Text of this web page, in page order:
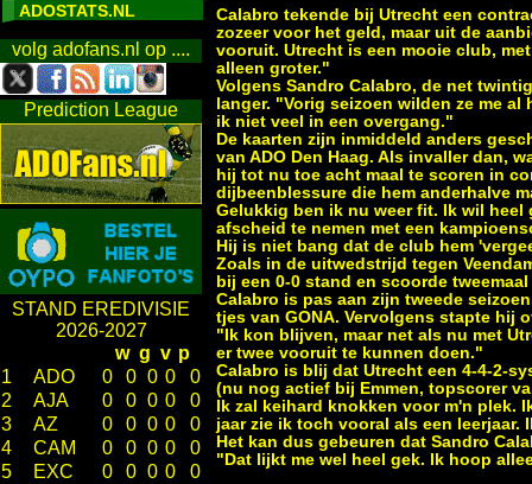
ADOSTATS.NL
volg adofans.nl op ....
Prediction League
STAND EREDIVISIE
2026-2027
w g v p
1
ADO 0 0 0 0
0
2
AJA 0 0 0 0
0
3
AZ 0 0 0 0
0
4
CAM 0 0 0 0
0
5
EXC 0 0 0 0
0
Calabro tekende bij Utrecht een
zozeer voor het geld, maar uit de
vooruit. Utrecht is een mooie club,
alleen groter."
Volgens Sandro Calabro, de net
langer. "Vorig seizoen wilden ze me
ik niet veel in een overgang."
De kaarten zijn inmiddeld anders
van ADO Den Haag. Als invaller dan,
hij tot nu toe acht maal te scoren in
dijbeenblessure die hem anderhalve
Gelukkig ben ik nu weer fit. Ik wil heel
afscheid te nemen met een
Hij is niet bang dat de club hem
Zoals in de uitwedstrijd tegen
bij een 0-0 stand en scoorde
Calabro is pas aan zijn tweede
tjes van GONA. Vervolgens stapte hij
"Ik kon blijven, maar net als nu met
er twee vooruit te kunnen doen."
Calabro is blij dat Utrecht een 4-4-2-
(nu nog actief bij Emmen, topscorer
Ik zal keihard knokken voor m'n plek.
jaar zie ik toch vooral als een
Het kan dus gebeuren dat Sandro
"Dat lijkt me wel heel gek. Ik hoop